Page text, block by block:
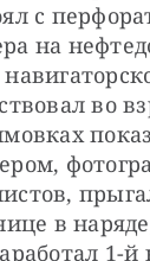
с
на
во
в
1-й